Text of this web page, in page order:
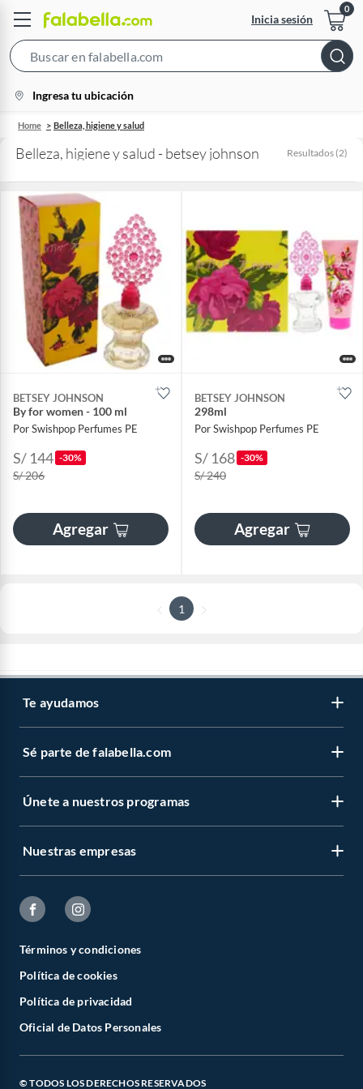
Inicia sesión
Bar
location-
icon
Ingresa tu ubicación
Home Belleza, higiene y salud
Belleza, higiene y salud - betsey johnson Resultados (2)
BETSEY JOHNSON
By for women - 100 ml
Por Swishpop Perfumes PE
S/ 144 -30%
S/ 206
Agregar
BETSEY JOHNSON
298ml
Por Swishpop Perfumes PE
S/ 168 -30%
S/ 240
Agregar
1
Te ayudamos
Sé parte de falabella.com
Únete a nuestros programas
Nuestras empresas
Términos y condiciones
Política de cookies
Política de privacidad
Oficial de Datos Personales
© TODOS LOS DERECHOS RESERVADOS